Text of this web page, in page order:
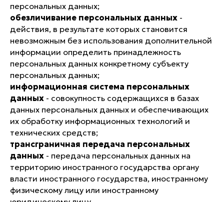
персональных данных;
обезличивание персональных данных -
действия, в результате которых становится
невозможным без использования дополнительной
информации определить принадлежность
персональных данных конкретному субъекту
персональных данных;
информационная система персональных
данных - совокупность содержащихся в базах
данных персональных данных и обеспечивающих
их обработку информационных технологий и
технических средств;
трансграничная передача персональных
данных - передача персональных данных на
территорию иностранного государства органу
власти иностранного государства, иностранному
физическому лицу или иностранному